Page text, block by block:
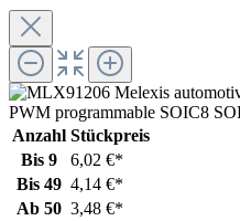
Anzahl Stückpreis
Bis 9
6,02 €*
Bis 49 4,14 €*
Ab 50 3,48 €*